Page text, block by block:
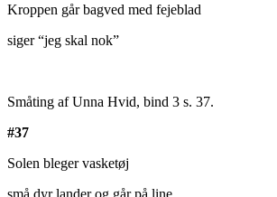
Kroppen går bagved med fejeblad
siger “jeg skal nok”
Småting af Unna Hvid, bind 3 s. 37.
#37
Solen bleger vasketøj
små dyr lander og går på line